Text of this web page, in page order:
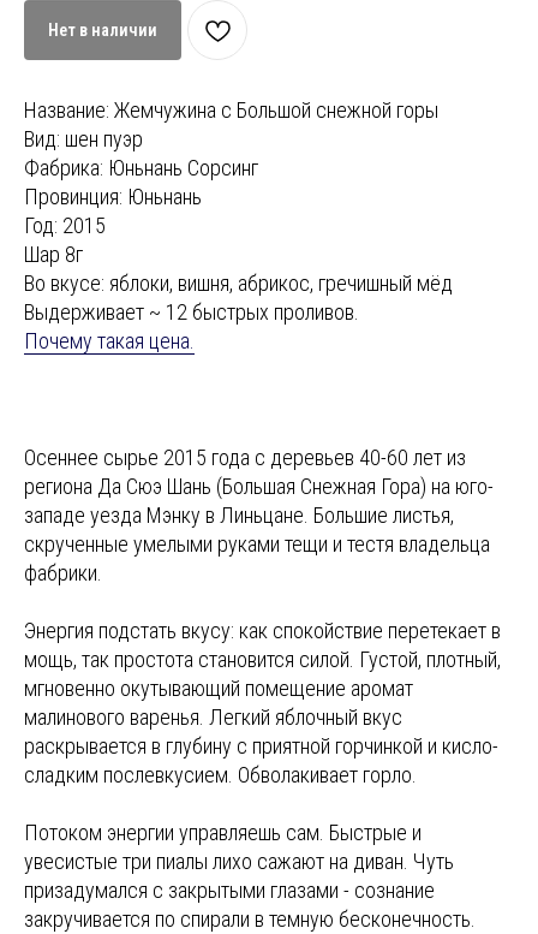
Нет в наличии
Название: Жемчужина с Большой снежной горы
Вид: шен пуэр
Фабрика: Юньнань Сорсинг
Провинция: Юньнань
Год: 2015
Шар 8г
Во вкусе: яблоки, вишня, абрикос, гречишный мёд
Выдерживает ~ 12 быстрых проливов
Почему такая цена.
Осеннее сырье 2015 года с деревьев 40-60 лет из
региона Да Сюэ Шань (Большая Снежная Гора) на юго-
западе уезда Мэнку в Линьцане. Большие листья,
скрученные умелыми руками тещи и тестя владельца
фабрики.
Энергия подстать вкусу: как спокойствие перетекает в
мощь, так простота становится силой. Густой, плотный,
мгновенно окутывающий помещение аромат
малинового варенья. Легкий яблочный вкус
раскрывается в глубину с приятной горчинкой и кисло-
сладким послевкусием. Обволакивает горло.
Потоком энергии управляешь сам. Быстрые и
увесистые три пиалы лихо сажают на диван. Чуть
призадумался с закрытыми глазами - сознание
закручивается по спирали в темную бесконечность.